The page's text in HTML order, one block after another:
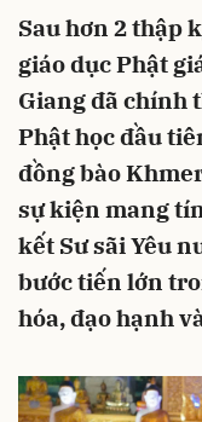
Sau hơn 2 thập
giáo dục Phật
Giang đã chính
Phật học đầu
đồng bào
sự kiện mang
kết Sư sãi Yêu
bước tiến lớn
hóa, đạo hạnh